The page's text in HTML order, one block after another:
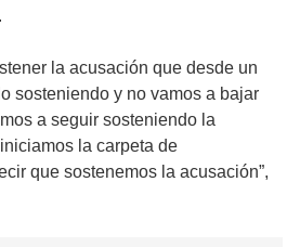
la acusación que desde un
sosteniendo y no vamos a bajar
a seguir sosteniendo la
la carpeta de
que sostenemos la acusación”,